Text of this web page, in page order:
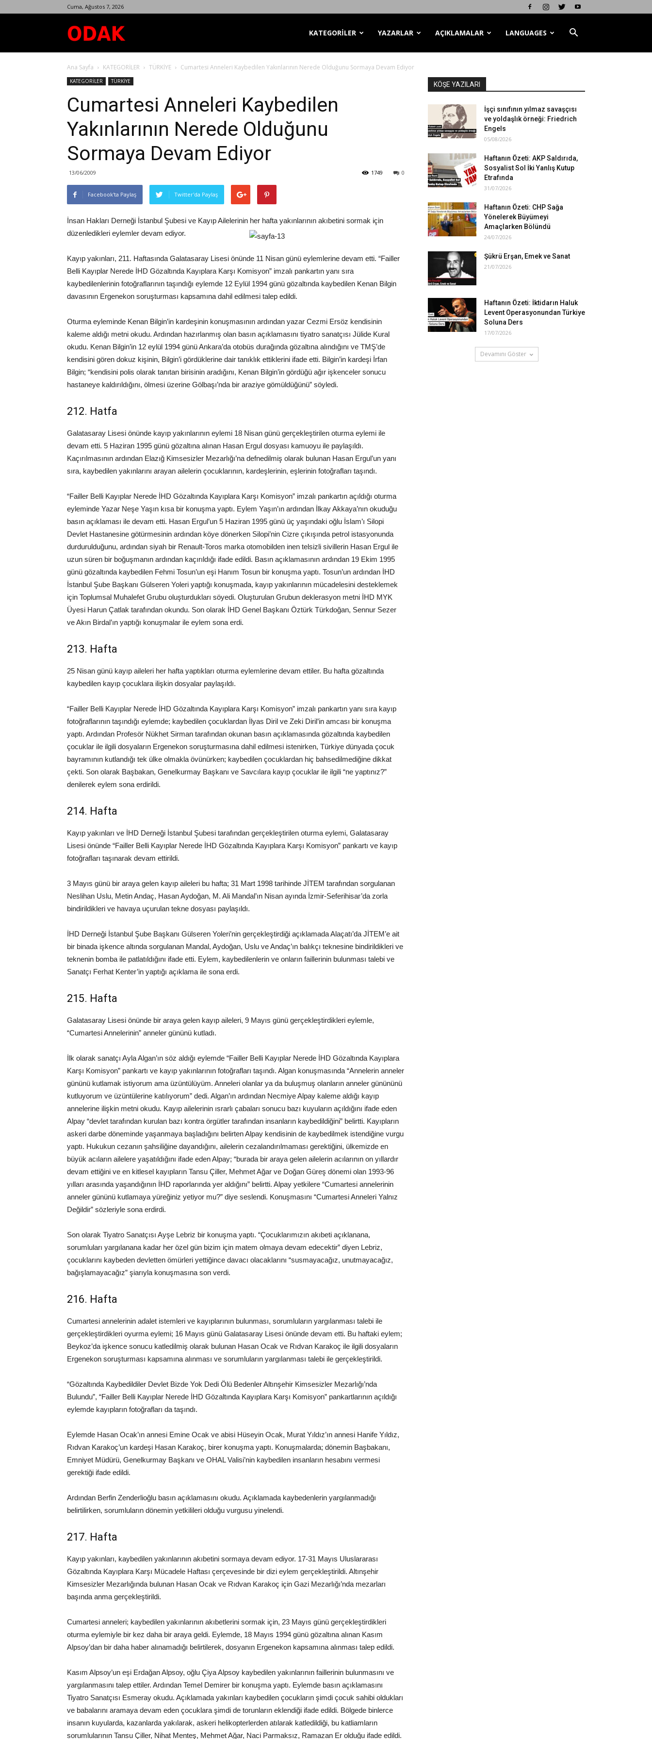
Cuma, Ağustos 7, 2026
Dergisi
KATEGORİLER YAZARLAR AÇIKLAMALAR LANGUAGES
Ana Sayfa KATEGORİLER TÜRKİYE Cumartesi Anneleri Kaybedilen Yakınlarının Nerede Olduğunu Sormaya Devam Ediyor
KATEGORİLER TÜRKİYE
Cumartesi Anneleri Kaybedilen
Yakınlarının Nerede Olduğunu
Sormaya Devam Ediyor
13/06/2009 0
1749
Facebook'ta Paylaş Twitter'da Paylaş
İnsan Hakları Derneği İstanbul Şubesi ve Kayıp Ailelerinin her hafta yakınlarının akıbetini sormak için
düzenledikleri eylemler devam ediyor.
Kayıp yakınları, 211. Haftasında Galatasaray Lisesi önünde 11 Nisan günü eylemlerine devam etti. “Failler
Belli Kayıplar Nerede İHD Gözaltında Kayıplara Karşı Komisyon” imzalı pankartın yanı sıra
kaybedilenlerinin fotoğraflarının taşındığı eylemde 12 Eylül 1994 günü gözaltında kaybedilen Kenan Bilgin
davasının Ergenekon soruşturması kapsamına dahil edilmesi talep edildi.
Oturma eyleminde Kenan Bilgin’in kardeşinin konuşmasının ardından yazar Cezmi Ersöz kendisinin
kaleme aldığı metni okudu. Ardından hazırlanmış olan basın açıklamasını tiyatro sanatçısı Jülide Kural
okudu. Kenan Bilgin’in 12 eylül 1994 günü Ankara’da otobüs durağında gözaltına alındığını ve TMŞ’de
kendisini gören dokuz kişinin, Bilgin’i gördüklerine dair tanıklık ettiklerini ifade etti. Bilgin’in kardeşi İrfan
Bilgin; “kendisini polis olarak tanıtan birisinin aradığını, Kenan Bilgin’in gördüğü ağır işkenceler sonucu
hastaneye kaldırıldığını, ölmesi üzerine Gölbaşı’nda bir araziye gömüldüğünü” söyledi.
212. Hatfa
Galatasaray Lisesi önünde kayıp yakınlarının eylemi 18 Nisan günü gerçekleştirilen oturma eylemi ile
devam etti. 5 Haziran 1995 günü gözaltına alınan Hasan Ergul dosyası kamuoyu ile paylaşıldı.
Kaçırılmasının ardından Elazığ Kimsesizler Mezarlığı’na defnedilmiş olarak bulunan Hasan Ergul’un yanı
sıra, kaybedilen yakınlarını arayan ailelerin çocuklarının, kardeşlerinin, eşlerinin fotoğrafları taşındı.
“Failler Belli Kayıplar Nerede İHD Gözaltında Kayıplara Karşı Komisyon” imzalı pankartın açıldığı oturma
eyleminde Yazar Neşe Yaşın kısa bir konuşma yaptı. Eylem Yaşın’ın ardından İlkay Akkaya’nın okuduğu
basın açıklaması ile devam etti. Hasan Ergul’un 5 Haziran 1995 günü üç yaşındaki oğlu İslam’ı Silopi
Devlet Hastanesine götürmesinin ardından köye dönerken Silopi’nin Cizre çıkışında petrol istasyonunda
durdurulduğunu, ardından siyah bir Renault-Toros marka otomobilden inen telsizli sivillerin Hasan Ergul ile
uzun süren bir boğuşmanın ardından kaçırıldığı ifade edildi. Basın açıklamasının ardından 19 Ekim 1995
günü gözaltında kaybedilen Fehmi Tosun’un eşi Hanım Tosun bir konuşma yaptı. Tosun’un ardından İHD
İstanbul Şube Başkanı Gülseren Yoleri yaptığı konuşmada, kayıp yakınlarının mücadelesini desteklemek
için Toplumsal Muhalefet Grubu oluşturdukları söyedi. Oluşturulan Grubun deklerasyon metni İHD MYK
Üyesi Harun Çatlak tarafından okundu. Son olarak İHD Genel Başkanı Öztürk Türkdoğan, Sennur Sezer
ve Akın Birdal’ın yaptığı konuşmalar ile eylem sona erdi.
213. Hafta
25 Nisan günü kayıp aileleri her hafta yaptıkları oturma eylemlerine devam ettiler. Bu hafta gözaltında
kaybedilen kayıp çocuklara ilişkin dosyalar paylaşıldı.
“Failler Belli Kayıplar Nerede İHD Gözaltında Kayıplara Karşı Komisyon” imzalı pankartın yanı sıra kayıp
fotoğraflarının taşındığı eylemde; kaybedilen çocuklardan İlyas Diril ve Zeki Diril’in amcası bir konuşma
yaptı. Ardından Profesör Nükhet Sirman tarafından okunan basın açıklamasında gözaltında kaybedilen
çocuklar ile ilgili dosyaların Ergenekon soruşturmasına dahil edilmesi istenirken, Türkiye dünyada çocuk
bayramının kutlandığı tek ülke olmakla övünürken; kaybedilen çocuklardan hiç bahsedilmediğine dikkat
çekti. Son olarak Başbakan, Genelkurmay Başkanı ve Savcılara kayıp çocuklar ile ilgili “ne yaptınız?”
denilerek eylem sona erdirildi.
214. Hafta
Kayıp yakınları ve İHD Derneği İstanbul Şubesi tarafından gerçekleştirilen oturma eylemi, Galatasaray
Lisesi önünde “Failler Belli Kayıplar Nerede İHD Gözaltında Kayıplara Karşı Komisyon” pankartı ve kayıp
fotoğrafları taşınarak devam ettirildi.
3 Mayıs günü bir araya gelen kayıp aileleri bu hafta; 31 Mart 1998 tarihinde JİTEM tarafından sorgulanan
Neslihan Uslu, Metin Andaç, Hasan Aydoğan, M. Ali Mandal’ın Nisan ayında İzmir-Seferihisar’da zorla
bindirildikleri ve havaya uçurulan tekne dosyası paylaşıldı.
İHD Derneği İstanbul Şube Başkanı Gülseren Yoleri’nin gerçekleştirdiği açıklamada Alaçatı’da JİTEM’e ait
bir binada işkence altında sorgulanan Mandal, Aydoğan, Uslu ve Andaç’ın balıkçı teknesine bindirildikleri ve
teknenin bomba ile patlatıldığını ifade etti. Eylem, kaybedilenlerin ve onların faillerinin bulunması talebi ve
Sanatçı Ferhat Kenter’in yaptığı açıklama ile sona erdi.
215. Hafta
Galatasaray Lisesi önünde bir araya gelen kayıp aileleri, 9 Mayıs günü gerçekleştirdikleri eylemle,
“Cumartesi Annelerinin” anneler gününü kutladı.
İlk olarak sanatçı Ayla Algan’ın söz aldığı eylemde “Failler Belli Kayıplar Nerede İHD Gözaltında Kayıplara
Karşı Komisyon” pankartı ve kayıp yakınlarının fotoğrafları taşındı. Algan konuşmasında “Annelerin anneler
gününü kutlamak istiyorum ama üzüntülüyüm. Anneleri olanlar ya da buluşmuş olanların anneler günününü
kutluyorum ve üzüntülerine katılıyorum” dedi. Algan’ın ardından Necmiye Alpay kaleme aldığı kayıp
annelerine ilişkin metni okudu. Kayıp ailelerinin ısrarlı çabaları sonucu bazı kuyuların açıldığını ifade eden
Alpay “devlet tarafından kurulan bazı kontra örgütler tarafından insanların kaybedildiğini” belirtti. Kayıpların
askeri darbe döneminde yaşanmaya başladığını belirten Alpay kendisinin de kaybedilmek istendiğine vurgu
yaptı. Hukukun cezanın şahsiliğine dayandığını, ailelerin cezalandırılmaması gerektiğini, ülkemizde en
büyük acıların ailelere yaşatıldığını ifade eden Alpay; “burada bir araya gelen ailelerin acılarının on yıllardır
devam ettiğini ve en kitlesel kayıpların Tansu Çiller, Mehmet Ağar ve Doğan Güreş dönemi olan 1993-96
yılları arasında yaşandığının İHD raporlarında yer aldığını” belirtti. Alpay yetkilere “Cumartesi annelerinin
anneler gününü kutlamaya yüreğiniz yetiyor mu?” diye seslendi. Konuşmasını “Cumartesi Anneleri Yalnız
Değildir” sözleriyle sona erdirdi.
Son olarak Tiyatro Sanatçısı Ayşe Lebriz bir konuşma yaptı. “Çocuklarımızın akıbeti açıklanana,
sorumluları yargılanana kadar her özel gün bizim için matem olmaya devam edecektir” diyen Lebriz,
çocuklarını kaybeden devletten ömürleri yettiğince davacı olacaklarını “susmayacağız, unutmayacağız,
bağışlamayacağız” şiarıyla konuşmasına son verdi.
216. Hafta
Cumartesi annelerinin adalet istemleri ve kayıplarının bulunması, sorumluların yargılanması talebi ile
gerçekleştirdikleri oyurma eylemi; 16 Mayıs günü Galatasaray Lisesi önünde devam etti. Bu haftaki eylem;
Beykoz’da işkence sonucu katledilmiş olarak bulunan Hasan Ocak ve Rıdvan Karakoç ile ilgili dosyaların
Ergenekon soruşturması kapsamına alınması ve sorumluların yargılanması talebi ile gerçekleştirildi.
“Gözaltında Kaybedildiler Devlet Bizde Yok Dedi Ölü Bedenler Altınşehir Kimsesizler Mezarlığı’nda
Bulundu”, “Failler Belli Kayıplar Nerede İHD Gözaltında Kayıplara Karşı Komisyon” pankartlarının açıldığı
eylemde kayıpların fotoğrafları da taşındı.
Eylemde Hasan Ocak’ın annesi Emine Ocak ve abisi Hüseyin Ocak, Murat Yıldız’ın annesi Hanife Yıldız,
Rıdvan Karakoç’un kardeşi Hasan Karakoç, birer konuşma yaptı. Konuşmalarda; dönemin Başbakanı,
Emniyet Müdürü, Genelkurmay Başkanı ve OHAL Valisi’nin kaybedilen insanların hesabını vermesi
gerektiği ifade edildi.
Ardından Berfin Zenderlioğlu basın açıklamasını okudu. Açıklamada kaybedenlerin yargılanmadığı
belirtilirken, sorumluların dönemin yetkilileri olduğu vurgusu yinelendi.
217. Hafta
Kayıp yakınları, kaybedilen yakınlarının akıbetini sormaya devam ediyor. 17-31 Mayıs Uluslararası
Gözaltında Kayıplara Karşı Mücadele Haftası çerçevesinde bir dizi eylem gerçekleştirildi. Altınşehir
Kimsesizler Mezarlığında bulunan Hasan Ocak ve Rıdvan Karakoç için Gazi Mezarlığı’nda mezarları
başında anma gerçekleştirildi.
Cumartesi anneleri; kaybedilen yakınlarının akıbetlerini sormak için, 23 Mayıs günü gerçekleştirdikleri
oturma eylemiyle bir kez daha bir araya geldi. Eylemde, 18 Mayıs 1994 günü gözaltına alınan Kasım
Alpsoy’dan bir daha haber alınamadığı belirtilerek, dosyanın Ergenekon kapsamına alınması talep edildi.
Kasım Alpsoy’un eşi Erdağan Alpsoy, oğlu Çiya Alpsoy kaybedilen yakınlarının faillerinin bulunmasını ve
yargılanmasını talep ettiler. Ardından Temel Demirer bir konuşma yaptı. Eylemde basın açıklamasını
Tiyatro Sanatçısı Esmeray okudu. Açıklamada yakınları kaybedilen çocukların şimdi çocuk sahibi oldukları
ve babalarını aramaya devam eden çocuklara şimdi de torunların eklendiği ifade edildi. Bölgede binlerce
insanın kuyularda, kazanlarda yakılarak, askeri helikopterlerden atılarak katledildiği, bu katliamların
sorumlularının Tansu Çiller, Nihat Menteş, Mehmet Ağar, Naci Parmaksız, Ramazan Er olduğu ifade edildi.
KÖŞE YAZILARI
İşçi sınıfının yılmaz savaşçısı
ve yoldaşlık örneği: Friedrich
Engels
05/08/2026
Haftanın Özeti: AKP Saldırıda,
Sosyalist Sol İki Yanlış Kutup
Etrafında
31/07/2026
Haftanın Özeti: CHP Sağa
Yönelerek Büyümeyi
Amaçlarken Bölündü
24/07/2026
Şükrü Erşan, Emek ve Sanat
21/07/2026
Haftanın Özeti: İktidarın Haluk
Levent Operasyonundan Türkiye
Soluna Ders
17/07/2026
Devamını Göster